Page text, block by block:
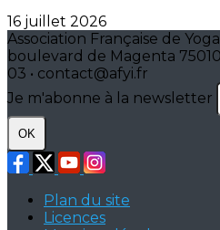
16 juillet 2026
Association Française de
boulevard de Magenta 75010
03 • contact@afyi.fr
Je m'abonne à la newsletter
OK
Plan du site
Licences